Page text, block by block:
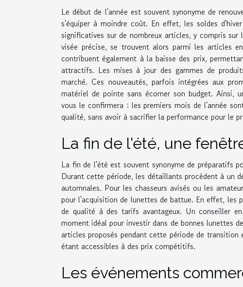
Le début de l'année est souvent synonyme de
s'équiper à moindre coût. En effet, les soldes
significatives sur de nombreux articles, y compris sur
visée précise, se trouvent alors parmi les articles
contribuent également à la baisse des prix,
attractifs. Les mises à jour des gammes de
marché. Ces nouveautés, parfois intégrées aux
matériel de pointe sans écorner son budget. Ainsi,
vous le confirmera : les premiers mois de l'année
qualité, sans avoir à sacrifier la performance pour le
La fin de l'été, une
La fin de l'été est souvent synonyme de préparatifs
Durant cette période, les détaillants procèdent à un
automnales. Pour les chasseurs avisés ou les
pour l'acquisition de lunettes de battue. En effet, les
de qualité à des tarifs avantageux. Un conseiller
moment idéal pour investir dans de bonnes lunettes
articles proposés pendant cette période de
étant accessibles à des prix compétitifs.
Les événements